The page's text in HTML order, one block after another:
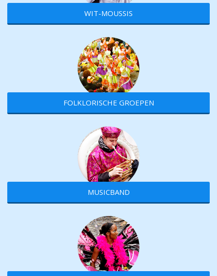
WIT-MOUSSIS
FOLKLORISCHE GROEPEN
MUSICBAND